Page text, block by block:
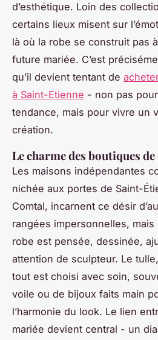
d’esthétique. Loin des
certains lieux misent sur
là où la robe se construit pas
future mariée. C’est
qu’il devient tentant de
à Saint-Etienne - non pas
tendance, mais pour vivre un
création.
Le charme des boutiques
Les maisons indépendantes
nichée aux portes de Saint-
Comtal, incarnent ce désir
rangées impersonnelles,
robe est pensée, dessinée,
attention de sculpteur. Le
tout est choisi avec soin,
voile ou de bijoux faits main
l’harmonie du look. Le lien
mariée devient central - un